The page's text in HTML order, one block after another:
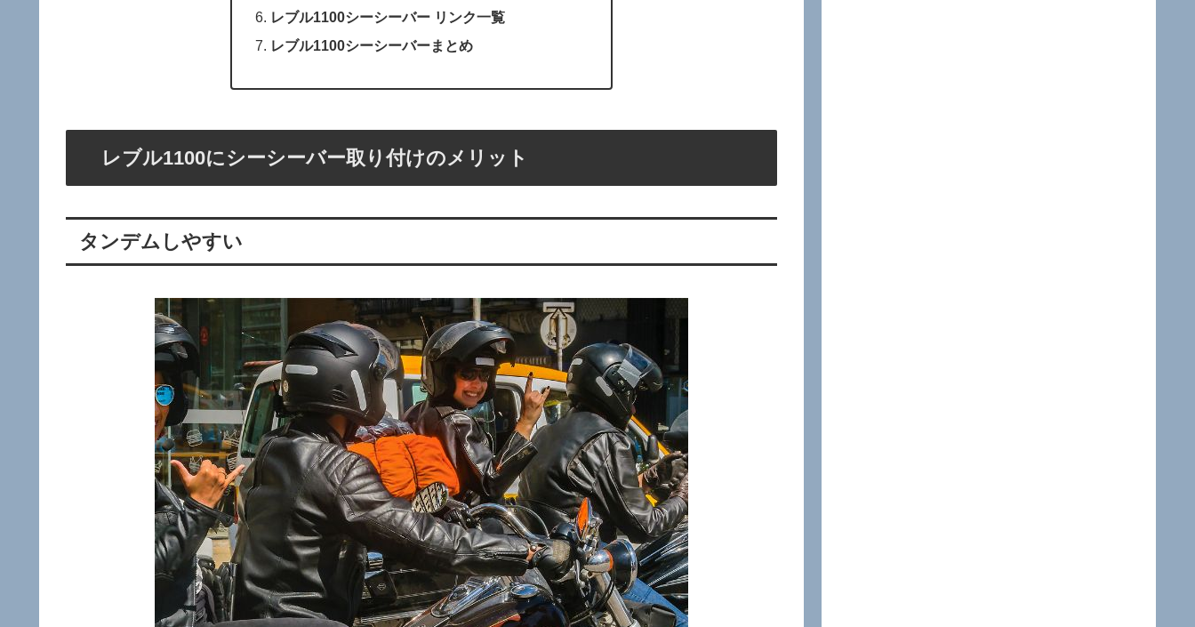
レブル1100シーシーバー リンク一覧
レブル1100シーシーバーまとめ
レブル1100にシーシーバー取り付けのメリット
タンデムしやすい